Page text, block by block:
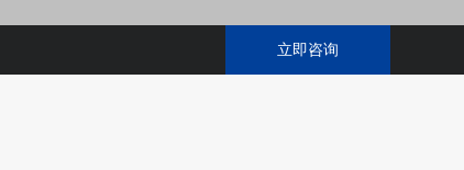
立即咨询